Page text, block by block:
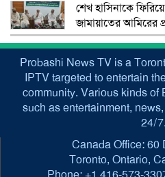
শেখ হাসিনাকে
জামায়াতের আমিরের
Probashi News TV is a
IPTV targeted to entertain
community. Various kinds of
such as entertainment,
24/7.
Canada Office: 60
Toronto, Ontario,